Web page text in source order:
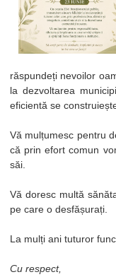
răspundeți nevoilor
la dezvoltarea
eficientă se
Vă mulțumesc pentru
că prin efort comun
săi.
Vă doresc multă
pe care o desfășurați.
La mulți ani tuturor
Cu respect,